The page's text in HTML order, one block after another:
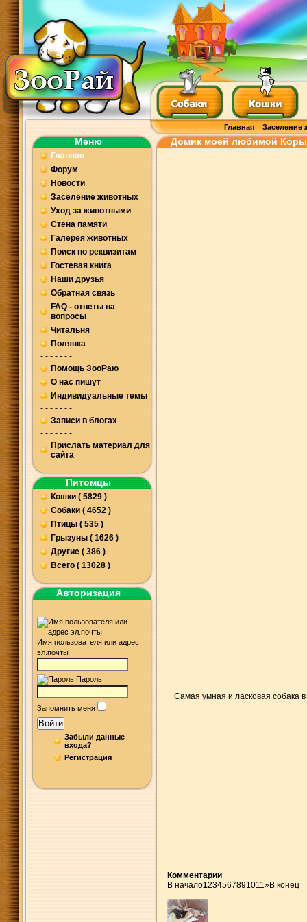
Главная Заселение
Меню
Главная
Форум
Новости
Заселение животных
Уход за животными
Стена памяти
Галерея животных
Поиск по реквизитам
Гостевая книга
Наши друзья
Обратная связь
FAQ - ответы на
вопросы
Читальня
Полянка
- - - - - - -
Помощь ЗооРаю
О нас пишут
Индивидуальные темы
- - - - - - -
Записи в блогах
- - - - - - -
Прислать материал для
сайта
Питомцы
Кошки ( 5829 )
Собаки ( 4652 )
Птицы ( 535 )
Грызуны ( 1626 )
Другие ( 386 )
Всего ( 13028 )
Авторизация
Имя пользователя или адрес
эл.почты
Пароль
Запомнить меня
Войти
Забыли данные
входа?
Регистрация
Домик моей любимой Коры
Самая умная и ласковая собака
Комментарии
В начало1234567891011»В конец